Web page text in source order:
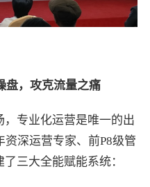
盘，攻克流量之痛
专业化运营是唯一的出
深运营专家、前P8级管
三大全能赋能系统：